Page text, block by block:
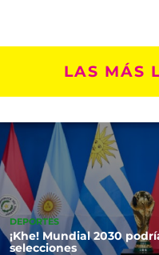
LAS MÁS
DEPORTES
¡Khe! Mundial 2030
selecciones